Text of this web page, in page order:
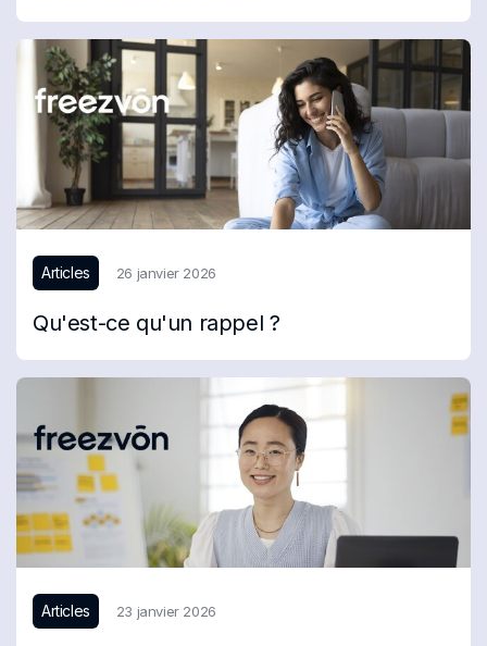
Articles 26 janvier 2026
Qu'est-ce qu'un rappel ?
Articles 23 janvier 2026